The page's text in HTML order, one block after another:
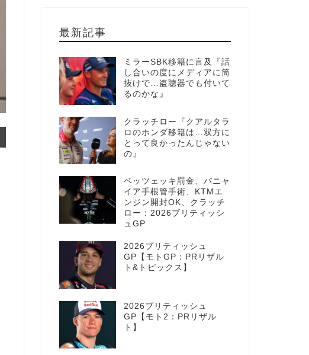
最新記事
ミラーSBK移籍に言及『話
し合いの度にメディアに筒
抜けで…盗聴器でも付いて
るのかな』
クラッチロー『クアルタラ
ロのホンダ移籍は…双方に
とって良かったんじゃない
の』
ベッツェッキ罰金、バニャ
イア手根管手術、KTMエ
ンジン開封OK、クラッチ
ロー：2026ブリティッシ
ュGP
2026ブリティッシュ
GP【モトGP：PRリザル
ト&トピックス】
2026ブリティッシュ
GP【モト2：PRリザル
ト】